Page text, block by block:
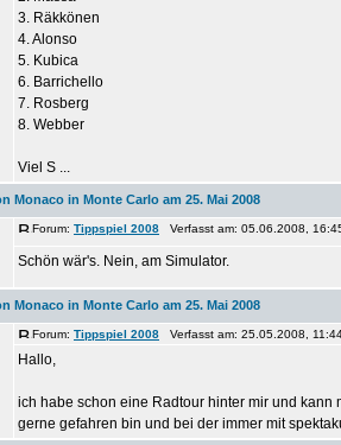
3. Räkkönen
4. Alonso
5. Kubica
6. Barrichello
7. Rosberg
8. Webber
Viel S ...
Monaco in Monte Carlo am 25. Mai 2008
Forum: Tippspiel 2008 Verfasst am: 05.06.2008,
Schön wär's. Nein, am Simulator.
Monaco in Monte Carlo am 25. Mai 2008
Forum: Tippspiel 2008 Verfasst am: 25.05.2008,
Hallo,
ich habe schon eine Radtour hinter mir und kann
gerne gefahren bin und bei der immer mit